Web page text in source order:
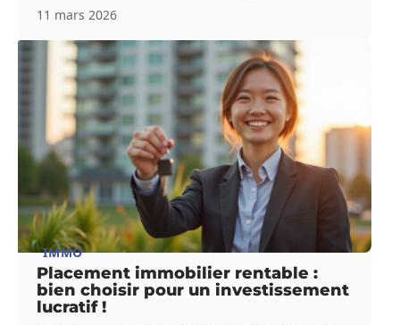
11 mars 2026
IMMO
Placement immobilier rentable :
bien choisir pour un investissement
lucratif !